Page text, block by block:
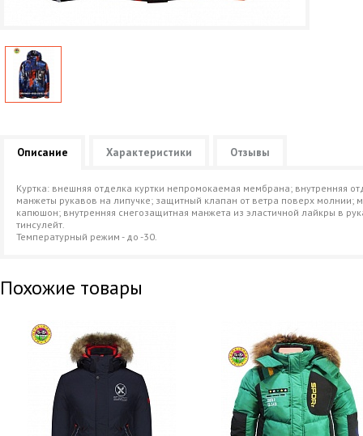
Описание Характеристики Отзывы
Куртка: внешняя отделка куртки непромокаемая мембрана; внутренняя
манжеты рукавов на липучке; защитный клапан от ветра поверх
капюшон; внутренняя снегозащитная манжета из эластичной лайкры в
тинсулейт.
Температурный режим - до -30.
Похожие товары